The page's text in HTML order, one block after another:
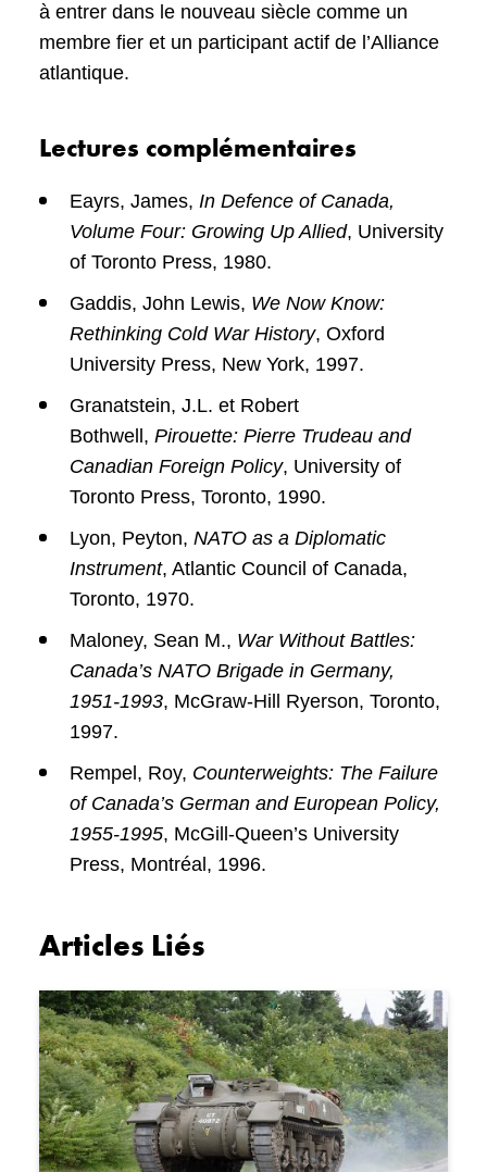
à entrer dans le nouveau siècle comme un
membre fier et un participant actif de l’Alliance
atlantique.
Lectures complémentaires
Eayrs, James, In Defence of Canada,
Volume Four: Growing Up Allied, University
of Toronto Press, 1980.
Gaddis, John Lewis, We Now Know:
Rethinking Cold War History, Oxford
University Press, New York, 1997.
Granatstein, J.L. et Robert
Bothwell, Pirouette: Pierre Trudeau and
Canadian Foreign Policy, University of
Toronto Press, Toronto, 1990.
Lyon, Peyton, NATO as a Diplomatic
Instrument, Atlantic Council of Canada,
Toronto, 1970.
Maloney, Sean M., War Without Battles:
Canada’s NATO Brigade in Germany,
1951-1993, McGraw-Hill Ryerson, Toronto,
1997.
Rempel, Roy, Counterweights: The Failure
of Canada’s German and European Policy,
1955-1995, McGill-Queen’s University
Press, Montréal, 1996.
Articles Liés